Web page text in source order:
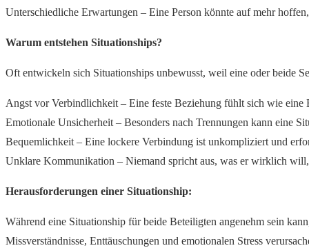
Unterschiedliche Erwartungen – Eine Person könnte auf mehr
Warum entstehen Situationships?
Oft entwickeln sich Situationships unbewusst, weil eine oder beide
Angst vor Verbindlichkeit – Eine feste Beziehung fühlt sich wie eine
Emotionale Unsicherheit – Besonders nach Trennungen kann eine
Bequemlichkeit – Eine lockere Verbindung ist unkompliziert und
Unklare Kommunikation – Niemand spricht aus, was er wirklich
Herausforderungen einer Situationship:
Während eine Situationship für beide Beteiligten angenehm sein
Missverständnisse, Enttäuschungen und emotionalen Stress